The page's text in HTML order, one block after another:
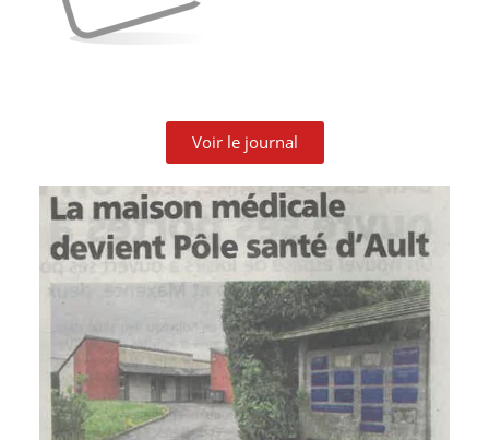
Voir le journal